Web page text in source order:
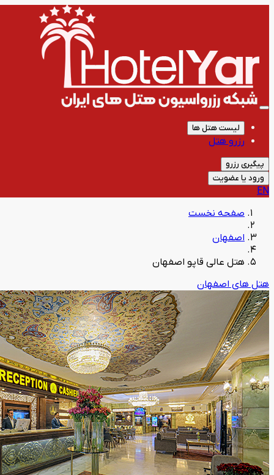
لیست هتل ها
رزرو هتل
پیگیری رزرو
ورود یا عضویت
EN
صفحه نخست
اصفهان
هتل عالی قاپو اصفهان
هتل های اصفهان